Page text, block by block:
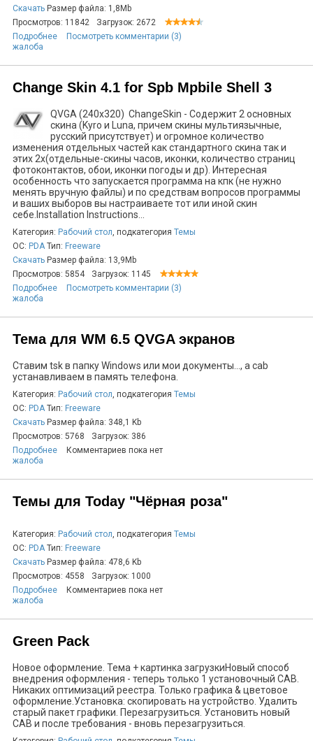
Скачать Размер файла: 1,8Mb
Просмотров: 11842
Загрузок: 2672
Подробнее
Посмотреть комментарии (3)
жалоба
Change Skin 4.1 for Spb Mpbile Shell 3
QVGA (240x320) ChangeSkin - Содержит 2 основных
скина (Kyro и Luna, причем скины мультиязычные,
русский присутствует) и огромное количество
изменения отдельных частей как стандартного скина так и
этих 2х(отдельные-скины часов, иконки, количество страниц
фотоконтактов, обои, иконки погоды и др). Интересная
особенность что запускается программа на кпк (не нужно
менять вручную файлы) и по средствам вопросов программы
и ваших выборов вы настраиваете тот или иной скин
себе.Installation Instructions...
Категория: Рабочий стол, подкатегория Темы
ОС: PDAТип: Freeware
Скачать Размер файла: 13,9Mb
Просмотров: 5854
Загрузок: 1145
Подробнее
Посмотреть комментарии (3)
жалоба
Тема для WM 6.5 QVGA экранов
Cтавим tsk в папку Windows или мои документы..., а cab
устанавливаем в память телефона.
Категория: Рабочий стол, подкатегория Темы
ОС: PDAТип: Freeware
Скачать Размер файла: 348,1 Kb
Просмотров: 5768
Загрузок: 386
Подробнее
Комментариев пока нет
жалоба
Темы для Today "Чёрная роза"
Категория: Рабочий стол, подкатегория Темы
ОС: PDAТип: Freeware
Скачать Размер файла: 478,6 Kb
Просмотров: 4558
Загрузок: 1000
Подробнее
Комментариев пока нет
жалоба
Green Pack
Новое оформление. Тема + картинка загрузкиНовый способ
внедрения оформления - теперь только 1 установочный CAB.
Никаких оптимизаций реестра. Только графика & цветовое
оформление.Установка: скопировать на устройство. Удалить
старый пакет графики. Перезагрузиться. Установить новый
CAB и после требования - вновь перезагрузиться.